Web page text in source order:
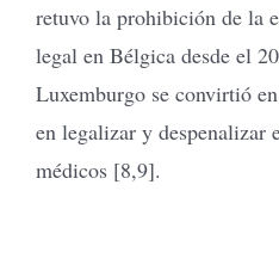
retuvo la prohibición de la
legal en Bélgica desde el
Luxemburgo se convirtió
en legalizar y despenalizar
médicos [8,9].